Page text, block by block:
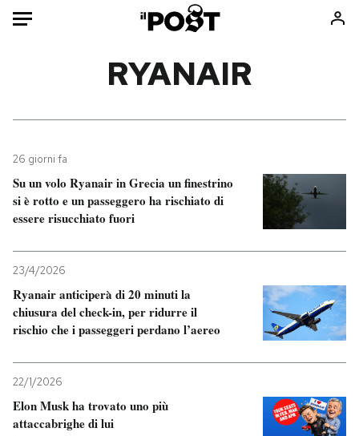
Mondo
Politica
Tecnologia
Internet
Scienza
Cultura
Economia
Sport
Consumismi
Storie/Idee
Ok Boomer!
Media
Mondiali calcio 2026
RYANAIR
26 giorni fa
Su un volo Ryanair in Grecia un finestrino
si è rotto e un passeggero ha rischiato di
essere risucchiato fuori
23/4/2026
Ryanair anticiperà di 20 minuti la
chiusura del check-in, per ridurre il
rischio che i passeggeri perdano l’aereo
22/1/2026
Elon Musk ha trovato uno più
attaccabrighe di lui